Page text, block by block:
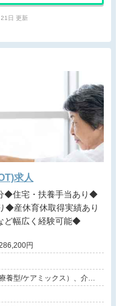
日 更新
求人
◆産休育休取得実績あり
ど幅広く経験可能◆
給 223,600円 〜 286,200円
養型/ケアミックス）、介護
人保健施設/訪問看護・リ